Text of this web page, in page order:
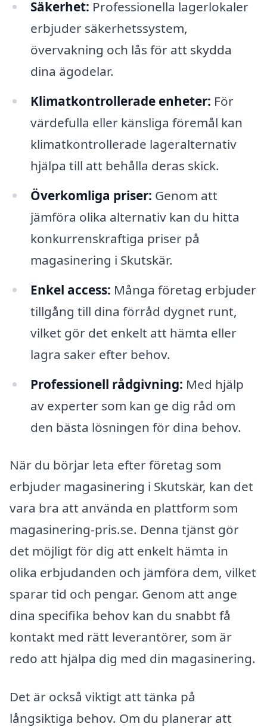
Säkerhet: Professionella lagerlokaler
erbjuder säkerhetssystem,
övervakning och lås för att skydda
dina ägodelar.
Klimatkontrollerade enheter: För
värdefulla eller känsliga föremål kan
klimatkontrollerade lageralternativ
hjälpa till att behålla deras skick.
Överkomliga priser: Genom att
jämföra olika alternativ kan du hitta
konkurrenskraftiga priser på
magasinering i Skutskär.
Enkel access: Många företag erbjuder
tillgång till dina förråd dygnet runt,
vilket gör det enkelt att hämta eller
lagra saker efter behov.
Professionell rådgivning: Med hjälp
av experter som kan ge dig råd om
den bästa lösningen för dina behov.
När du börjar leta efter företag som
erbjuder magasinering i Skutskär, kan det
vara bra att använda en plattform som
magasinering-pris.se. Denna tjänst gör
det möjligt för dig att enkelt hämta in
olika erbjudanden och jämföra dem, vilket
sparar tid och pengar. Genom att ange
dina specifika behov kan du snabbt få
kontakt med rätt leverantörer, som är
redo att hjälpa dig med din magasinering.
Det är också viktigt att tänka på
långsiktiga behov. Om du planerar att